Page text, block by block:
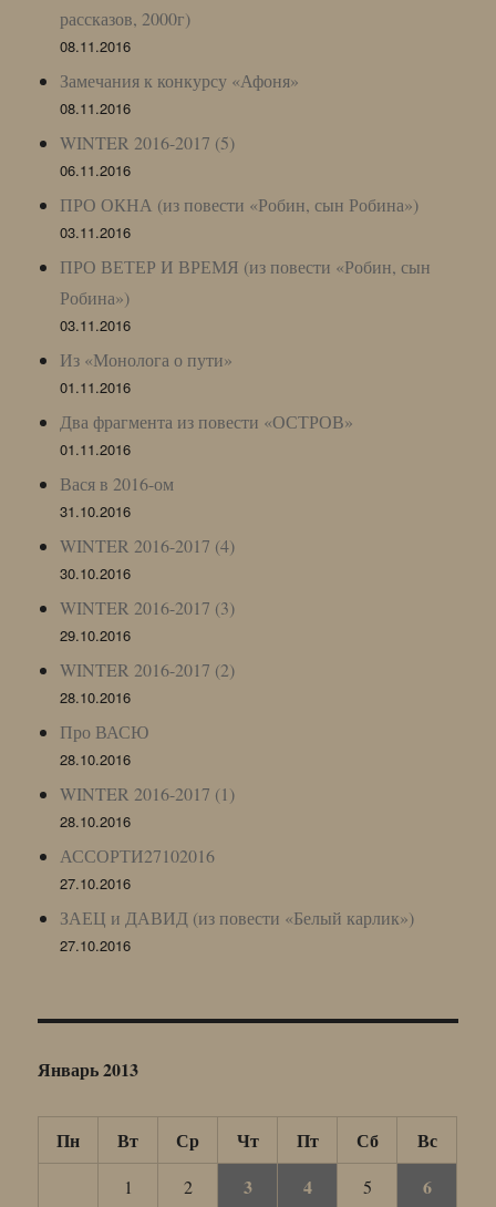
рассказов, 2000г)
08.11.2016
Замечания к конкурсу «Афоня»
08.11.2016
WINTER 2016-2017 (5)
06.11.2016
ПРО ОКНА (из повести «Робин, сын Робина»)
03.11.2016
ПРО ВЕТЕР И ВРЕМЯ (из повести «Робин, сын
Робина»)
03.11.2016
Из «Монолога о пути»
01.11.2016
Два фрагмента из повести «ОСТРОВ»
01.11.2016
Вася в 2016-ом
31.10.2016
WINTER 2016-2017 (4)
30.10.2016
WINTER 2016-2017 (3)
29.10.2016
WINTER 2016-2017 (2)
28.10.2016
Про ВАСЮ
28.10.2016
WINTER 2016-2017 (1)
28.10.2016
АССОРТИ27102016
27.10.2016
ЗАЕЦ и ДАВИД (из повести «Белый карлик»)
27.10.2016
Январь 2013
Пн Вт Ср Чт Пт Сб Вс
1 2 3 4 5
6